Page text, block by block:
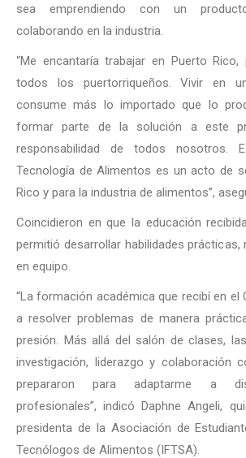
sea emprendiendo con un
colaborando en la industria.
“Me encantaría trabajar en Puerto
todos los puertorriqueños. Vivir en
consume más lo importado que lo
formar parte de la solución a este
responsabilidad de todos nosotros.
Tecnología de Alimentos es un acto de
Rico y para la industria de alimentos”,
Coincidieron en que la educación
permitió desarrollar habilidades prácticas,
en equipo.
“La formación académica que recibí en el
a resolver problemas de manera
presión. Más allá del salón de clases,
investigación, liderazgo y colaboración
prepararon para adaptarme a
profesionales”, indicó Daphne Angeli,
presidenta de la Asociación de
Tecnólogos de Alimentos (IFTSA).